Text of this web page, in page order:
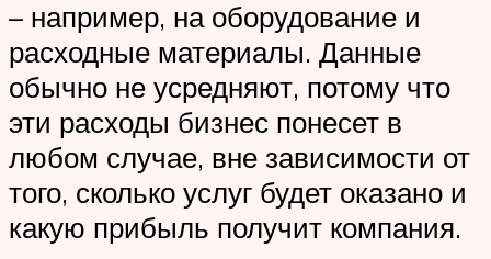
– например, на оборудование и
расходные материалы. Данные
обычно не усредняют, потому что
эти расходы бизнес понесет в
любом случае, вне зависимости от
того, сколько услуг будет оказано и
какую прибыль получит компания.